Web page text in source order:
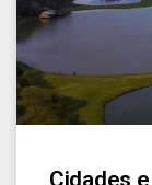
Cidades